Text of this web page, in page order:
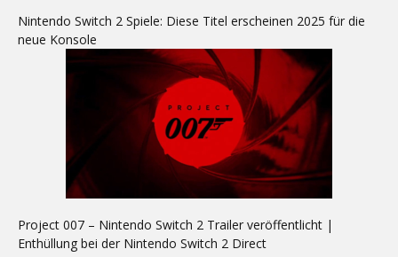
Nintendo Switch 2 Spiele: Diese Titel erscheinen 2025 für die
neue Konsole
Project 007 – Nintendo Switch 2 Trailer veröffentlicht |
Enthüllung bei der Nintendo Switch 2 Direct